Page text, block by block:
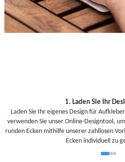
1. Laden Sie Ihr
Laden Sie Ihr eigenes Design für
verwenden Sie unser Online-Designtool,
runden Ecken mithilfe unserer zahllosen
Ecken individuell zu